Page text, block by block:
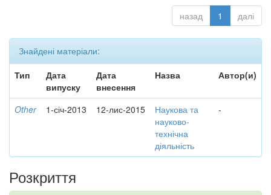
назад 1 далі
Знайдені матеріали:
Тип
Дата
випуску
Дата
внесення
Назва Автор(и)
Other 1-січ-2013 12-лис-2015
Наукова та
науково-
технічна
діяльність
-
Розкриття